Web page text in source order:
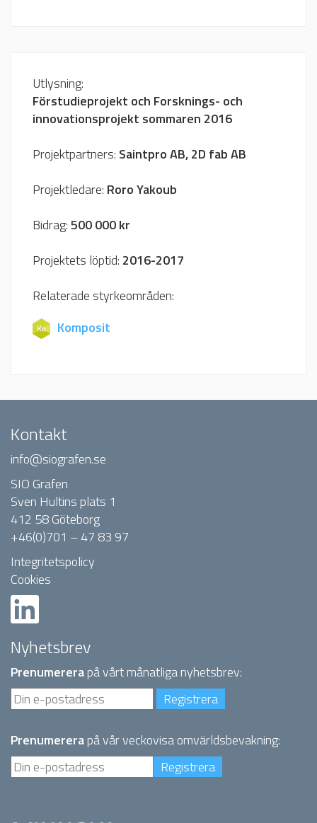
Utlysning:
Förstudieprojekt och Forsknings- och
innovationsprojekt sommaren 2016
Projektpartners: Saintpro AB, 2D fab AB
Projektledare: Roro Yakoub
Bidrag:500 000 kr
Projektets löptid: 2016-2017
Relaterade styrkeområden:
Komposit
Kontakt
info@siografen.se
SIO Grafen
Sven Hultins plats 1
412 58 Göteborg
+46(0)701 – 47 83 97
Integritetspolicy
Cookies
Nyhetsbrev
Prenumererapå vårt månatliga nyhetsbrev:
Prenumererapå vår veckovisa omvärldsbevakning: